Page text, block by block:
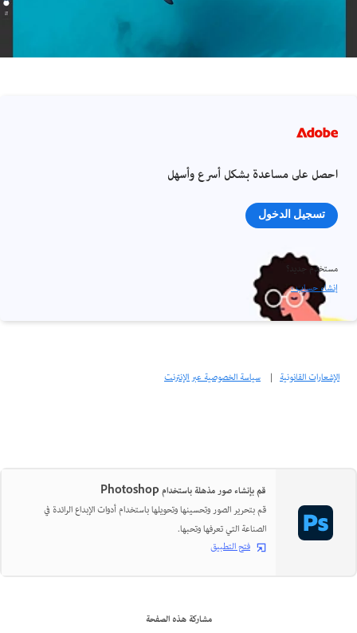
احصل على مساعدة بشكل أسرع وأسهل
تسجيل الدخول
مستخدم جديد؟
إنشاء حساب ›
الإشعارات القانونية | سياسة الخصوصية عبر الإنترنت
قم بإنشاء صور مذهلة باستخدام Photoshop
قم بتحرير الصور وتحسينها وتحويلها باستخدام أدوات الإبداع الرائدة في
الصناعة التي تعرفها وتحبها.
فتح التطبيق
مشاركة هذه الصفحة